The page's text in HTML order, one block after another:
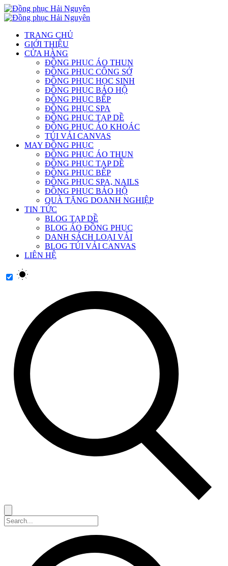
TRANG CHỦ
GIỚI THIỆU
CỬA HÀNG
ĐỒNG PHỤC ÁO THUN
ĐỒNG PHỤC CÔNG SỞ
ĐỒNG PHỤC HỌC SINH
ĐỒNG PHỤC BẢO HỘ
ĐỒNG PHỤC BẾP
ĐỒNG PHỤC SPA
ĐỒNG PHỤC TẠP DỀ
ĐỒNG PHỤC ÁO KHOÁC
TÚI VẢI CANVAS
MAY ĐỒNG PHỤC
ĐỒNG PHỤC ÁO THUN
ĐỒNG PHỤC TẠP DỀ
ĐỒNG PHỤC BẾP
ĐỒNG PHỤC SPA, NAILS
ĐỒNG PHỤC BẢO HỘ
QUÀ TẶNG DOANH NGHIỆP
TIN TỨC
BLOG TẠP DỀ
BLOG ÁO ĐỒNG PHỤC
DANH SÁCH LOẠI VẢI
BLOG TÚI VẢI CANVAS
LIÊN HỆ